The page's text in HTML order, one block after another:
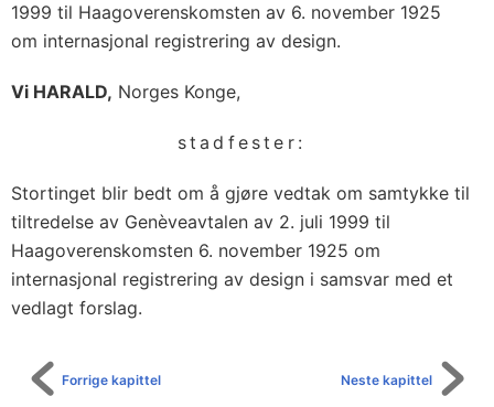
1999 til Haagoverenskomsten av 6. november 1925
om internasjonal registrering av design.
Vi HARALD, Norges Konge,
stadfester:
Stortinget blir bedt om å gjøre vedtak om samtykke til
tiltredelse av Genèveavtalen av 2. juli 1999 til
Haagoverenskomsten 6. november 1925 om
internasjonal registrering av design i samsvar med et
vedlagt forslag.
Neste kapittel
Forrige kapittel